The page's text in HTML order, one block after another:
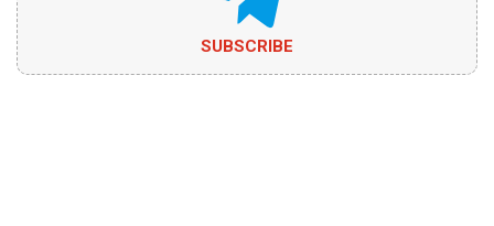
SUBSCRIBE